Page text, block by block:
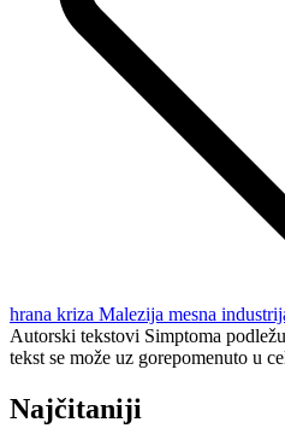
hrana kriza Malezija mesna
Autorski tekstovi Simptoma
tekst se može uz gorepomenuto u
Najčitaniji